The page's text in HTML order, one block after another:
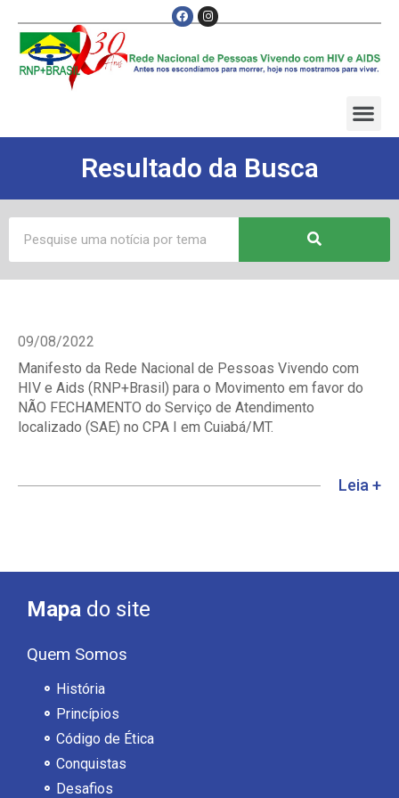
Resultado da Busca
09/08/2022
Manifesto da Rede Nacional de Pessoas Vivendo com
HIV e Aids (RNP+Brasil) para o Movimento em favor do
NÃO FECHAMENTO do Serviço de Atendimento
localizado (SAE) no CPA I em Cuiabá/MT.
Leia +
Mapa do site
Quem Somos
História
Princípios
Código de Ética
Conquistas
Desafios